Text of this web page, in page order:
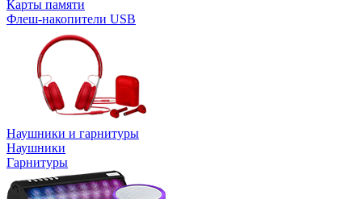
Карты памяти
Флеш-накопители USB
Наушники и гарнитуры
Наушники
Гарнитуры